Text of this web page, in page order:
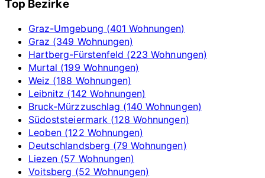
Top Bezirke
Graz-Umgebung (401 Wohnungen)
Graz (349 Wohnungen)
Hartberg-Fürstenfeld (223 Wohnungen)
Murtal (199 Wohnungen)
Weiz (188 Wohnungen)
Leibnitz (142 Wohnungen)
Bruck-Mürzzuschlag (140 Wohnungen)
Südoststeiermark (128 Wohnungen)
Leoben (122 Wohnungen)
Deutschlandsberg (79 Wohnungen)
Liezen (57 Wohnungen)
Voitsberg (52 Wohnungen)